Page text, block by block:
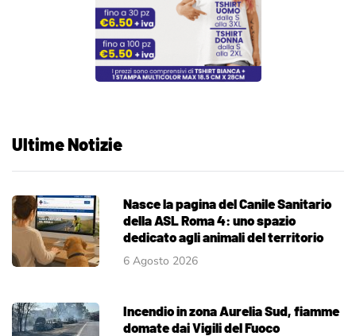
Ultime Notizie
Nasce la pagina del Canile Sanitario
della ASL Roma 4: uno spazio
dedicato agli animali del territorio
6 Agosto 2026
Incendio in zona Aurelia Sud, fiamme
domate dai Vigili del Fuoco